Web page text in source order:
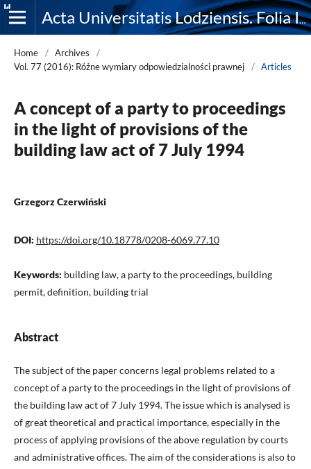
Acta Universitatis Lodziensis. Folia Iuridica
Home / Archives
/
Vol. 77 (2016): Różne wymiary odpowiedzialności prawnej
/ Articles
A concept of a party to proceedings
in the light of provisions of the
building law act of 7 July 1994
Grzegorz Czerwiński
DOI: https://doi.org/10.18778/0208-6069.77.10
Keywords: building law, a party to the proceedings, building
permit, definition, building trial
Abstract
The subject of the paper concerns legal problems related to a
concept of a party to the proceedings in the light of provisions of
the building law act of 7 July 1994. The issue which is analysed is
of great theoretical and practical importance, especially in the
process of applying provisions of the above regulation by courts
and administrative offices. The aim of the considerations is also to